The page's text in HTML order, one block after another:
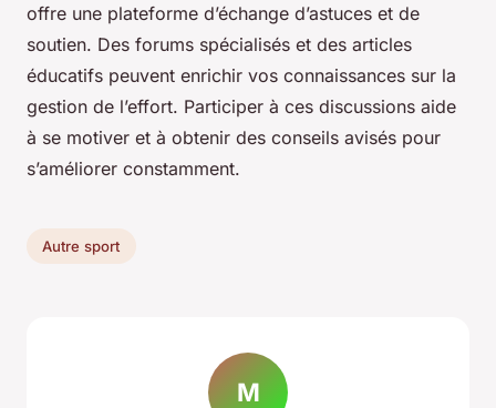
offre une plateforme d’échange d’astuces et de
soutien. Des forums spécialisés et des articles
éducatifs peuvent enrichir vos connaissances sur la
gestion de l’effort. Participer à ces discussions aide
à se motiver et à obtenir des conseils avisés pour
s’améliorer constamment.
Autre sport
M